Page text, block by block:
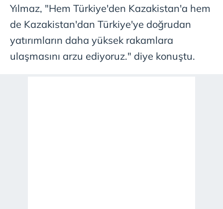
Yılmaz, "Hem Türkiye'den Kazakistan'a hem
de Kazakistan'dan Türkiye'ye doğrudan
yatırımların daha yüksek rakamlara
ulaşmasını arzu ediyoruz." diye konuştu.